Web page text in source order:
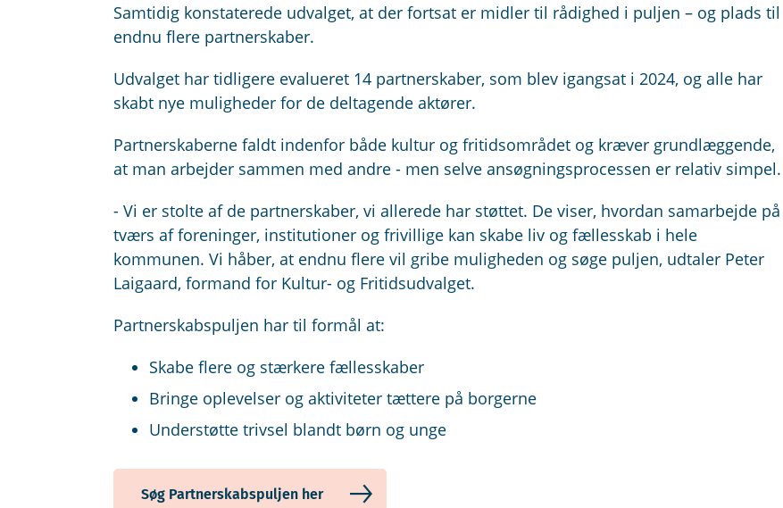
Samtidig konstaterede udvalget, at der fortsat er midler til rådighed i puljen – og plads til
endnu flere partnerskaber.
Udvalget har tidligere evalueret 14 partnerskaber, som blev igangsat i 2024, og alle har
skabt nye muligheder for de deltagende aktører.
Partnerskaberne faldt indenfor både kultur og fritidsområdet og kræver grundlæggende,
at man arbejder sammen med andre - men selve ansøgningsprocessen er relativ simpel.
- Vi er stolte af de partnerskaber, vi allerede har støttet. De viser, hvordan samarbejde på
tværs af foreninger, institutioner og frivillige kan skabe liv og fællesskab i hele
kommunen. Vi håber, at endnu flere vil gribe muligheden og søge puljen, udtaler Peter
Laigaard, formand for Kultur- og Fritidsudvalget.
Partnerskabspuljen har til formål at:
Skabe flere og stærkere fællesskaber
Bringe oplevelser og aktiviteter tættere på borgerne
Understøtte trivsel blandt børn og unge
Søg Partnerskabspuljen her